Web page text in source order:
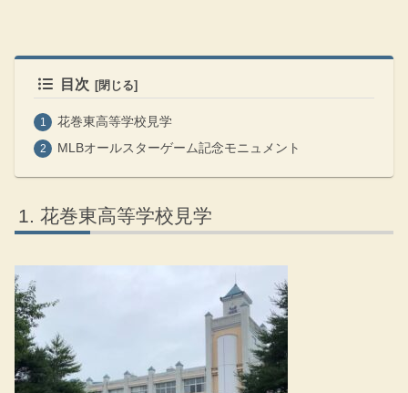
目次
花巻東高等学校見学
MLBオールスターゲーム記念モニュメント
花巻東高等学校見学